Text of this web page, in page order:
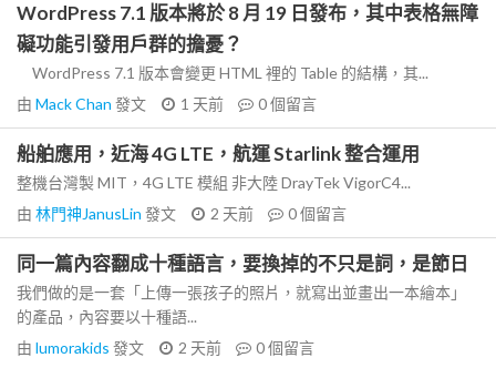
WordPress 7.1 版本將於 8 月 19 日發布，其中表格無障
礙功能引發用戶群的擔憂？
WordPress 7.1 版本會變更 HTML 裡的 Table 的結構，其...
由 Mack Chan 發文 1 天前 0個留言
船舶應用，近海 4G LTE，航運 Starlink 整合運用
整機台灣製 MIT，4G LTE 模組 非大陸 DrayTek VigorC4...
由 林門神JanusLin 發文 2 天前 0個留言
同一篇內容翻成十種語言，要換掉的不只是詞，是節日
我們做的是一套「上傳一張孩子的照片，就寫出並畫出一本繪本」
的產品，內容要以十種語...
由 lumorakids 發文 2 天前 0個留言